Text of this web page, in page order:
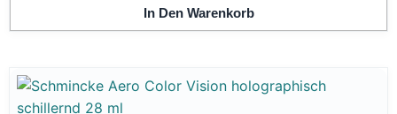
In Den Warenkorb